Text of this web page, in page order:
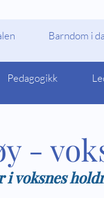
Barndom i
Pedagogikk
-
i voksnes